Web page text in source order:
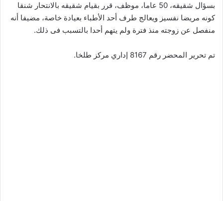
بسؤال شقيقه، 50 عاما، موظف، قرر بقيام شقيقه بالانتحار شنقا
كونه مريضا نفسيز ويعالج طرف أحد الأطباء بعيادة خاصة، مضيفا أنه
منفصل عن زوجته منذ فترة ولم يتهم أحدا بالتسبب فى ذلك.
تم تحرير المحضر رقم 8167 إداري مركز طلخا.